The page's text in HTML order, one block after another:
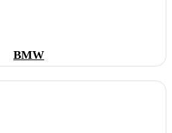
BMW